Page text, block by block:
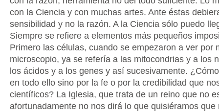
con la Ciencia y con muchas artes. Ante éstas
sensibilidad y no la razón. A la Ciencia sólo puedo
Siempre se refiere a elementos más pequeños
Primero las células, cuando se empezaron a ver por
microscopio, ya se refería a las mitocondrias y a los
los ácidos y a los genes y así sucesivamente.
en todo ello sino por la fe o por la credibilidad que
científicos? La Iglesia, que trata de un reino que no
afortunadamente no nos dirá lo que quisiéramos que